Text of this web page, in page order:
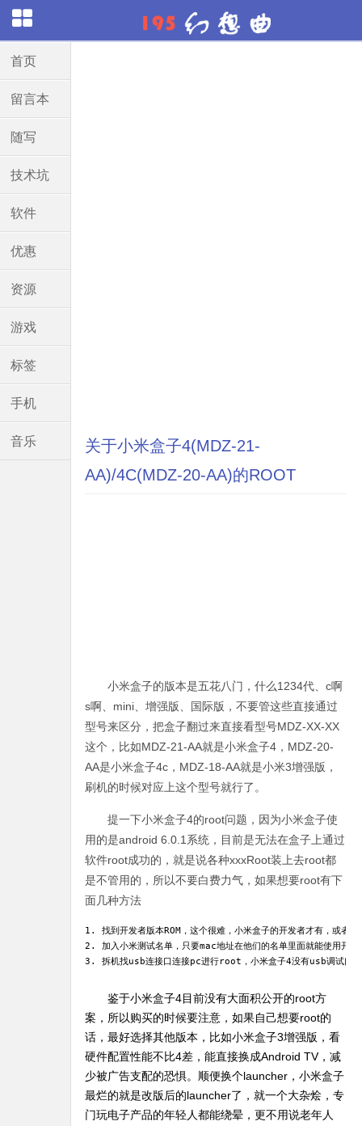
首页
留言本
随写
技术坑
软件
优惠
资源
游戏
标签
手机
音乐
关于小米盒子4(MDZ-21-
AA)/4C(MDZ-20-AA)的ROOT
小米盒子的版本是五花八门，什么1234代、c啊
s啊、mini、增强版、国际版，不要管这些直接通过
型号来区分，把盒子翻过来直接看型号MDZ-XX-XX
这个，比如MDZ-21-AA就是小米盒子4，MDZ-20-
AA是小米盒子4c，MDZ-18-AA就是小米3增强版，
刷机的时候对应上这个型号就行了。
提一下小米盒子4的root问题，因为小米盒子使
用的是android 6.0.1系统，目前是无法在盒子上通过
软件root成功的，就是说各种xxxRoot装上去root都
是不管用的，所以不要白费力气，如果想要root有下
面几种方法
1. 找到开发者版本ROM，这个很难，小米盒子的开发者才有，或者跟
2. 加入小米测试名单，只要mac地址在他们的名单里面就能使用开发
3. 拆机找usb连接口连接pc进行root，小米盒子4没有usb调试口
鉴于小米盒子4目前没有大面积公开的root方
案，所以购买的时候要注意，如果自己想要root的
话，最好选择其他版本，比如小米盒子3增强版，看
硬件配置性能不比4差，能直接换成Android TV，减
少被广告支配的恐惧。顺便换个launcher，小米盒子
最烂的就是改版后的launcher了，就一个大杂烩，专
门玩电子产品的年轻人都能绕晕，更不用说老年人